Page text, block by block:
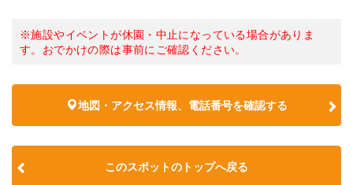
※施設やイベントが休園・中止になっている場合がありま
す。おでかけの際は事前にご確認ください。
地図・アクセス情報、電話番号を確認する
このスポットのトップへ戻る